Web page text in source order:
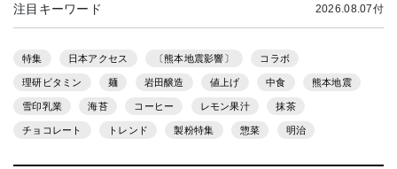
注目キーワード 2026.08.07付
特集 日本アクセス 〔熊本地震影響〕 コラボ
理研ビタミン 麺 岩田醸造 値上げ 中食 熊本地震
雪印乳業 海苔 コーヒー レモン果汁 抹茶
チョコレート トレンド 製粉特集 惣菜 明治